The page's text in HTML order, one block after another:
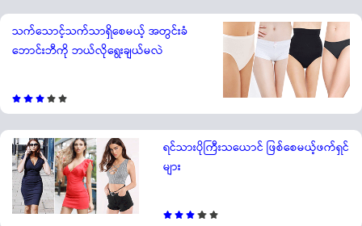
သက်သောင့်သက်သာရှိစေမယ့် အတွင်းခံ
ဘောင်းဘီကို ဘယ်လိုရွေးချယ်မလဲ
ရင်သားပိုကြီးသယောင် ဖြစ်စေမယ့်ဖက်ရှင်
များ